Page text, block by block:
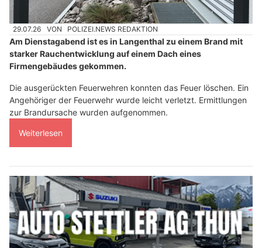
29.07.26 VON POLIZEI.NEWS REDAKTION
Am Dienstagabend ist es in Langenthal zu einem Brand mit
starker Rauchentwicklung auf einem Dach eines
Firmengebäudes gekommen.
Die ausgerückten Feuerwehren konnten das Feuer löschen. Ein
Angehöriger der Feuerwehr wurde leicht verletzt. Ermittlungen
zur Brandursache wurden aufgenommen.
Weiterlesen